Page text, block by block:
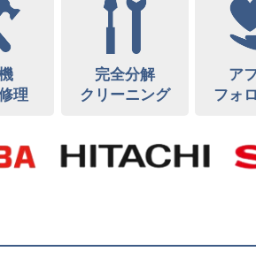
理
完全分解
クリーニング
ア
フォ